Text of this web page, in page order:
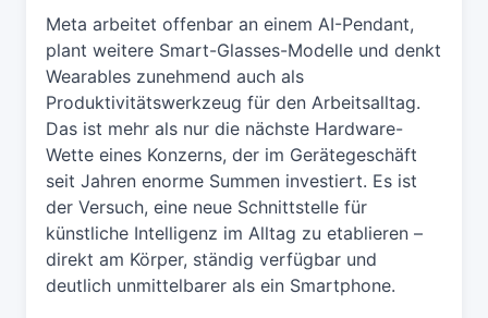
Meta arbeitet offenbar an einem AI-Pendant,
plant weitere Smart-Glasses-Modelle und denkt
Wearables zunehmend auch als
Produktivitätswerkzeug für den Arbeitsalltag.
Das ist mehr als nur die nächste Hardware-
Wette eines Konzerns, der im Gerätegeschäft
seit Jahren enorme Summen investiert. Es ist
der Versuch, eine neue Schnittstelle für
künstliche Intelligenz im Alltag zu etablieren –
direkt am Körper, ständig verfügbar und
deutlich unmittelbarer als ein Smartphone.